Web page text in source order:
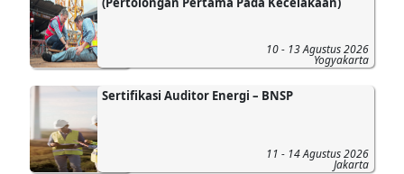
10 - 13 Agustus 2026
Yogyakarta
Sertifikasi Auditor Energi – BNSP
11 - 14 Agustus 2026
Jakarta